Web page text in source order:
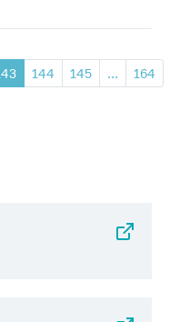
144 145 ... 164